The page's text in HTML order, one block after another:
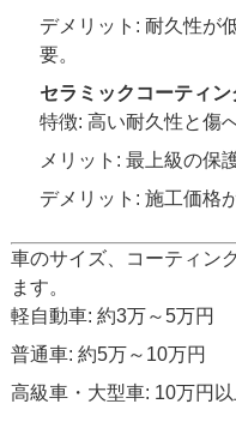
デメリット: 耐久性が
要。
セラミックコーティン
特徴: 高い耐久性と傷
メリット: 最上級の保
デメリット: 施工価格
車のサイズ、コーティン
ます。
軽自動車: 約3万～5万円
普通車: 約5万～10万円
高級車・大型車: 10万円以